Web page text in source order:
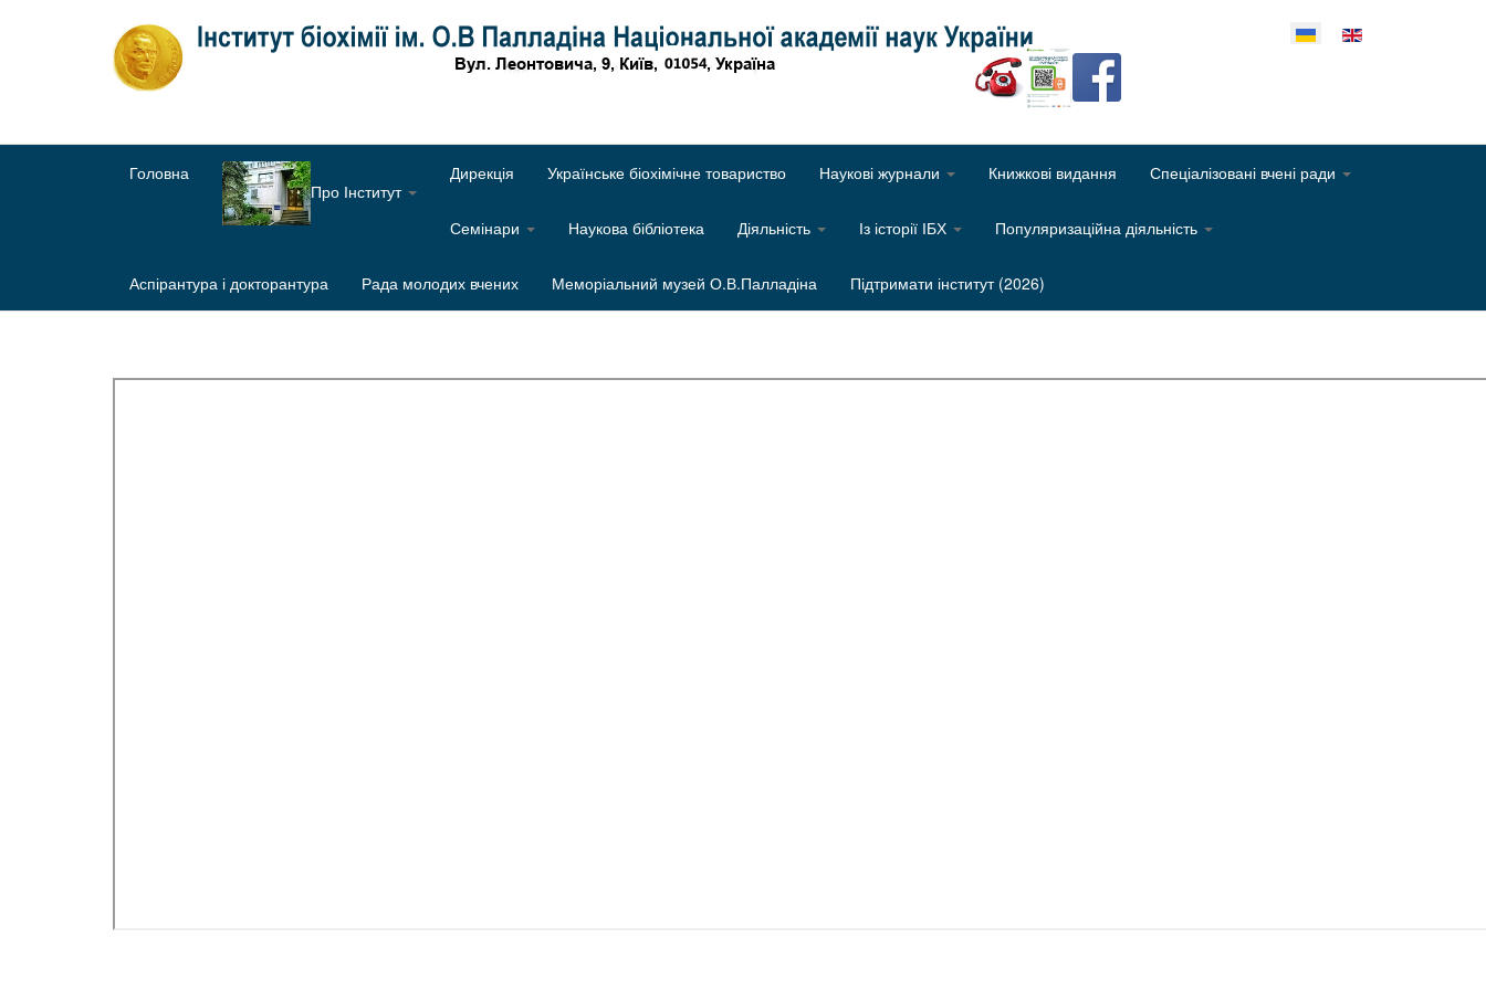
Оберіть свою мову
Головна
Про Інститут
Дирекція Українське біохімічне товариство Наукові журнали Книжкові видання Спеціалізовані вчені ради
Семінари Наукова бібліотека Діяльність Із історії ІБХ Популяризаційна діяльність
Аспірантура і докторантура Рада молодих вчених Меморіальний музей О.В.Палладіна Підтримати інститут (2026)